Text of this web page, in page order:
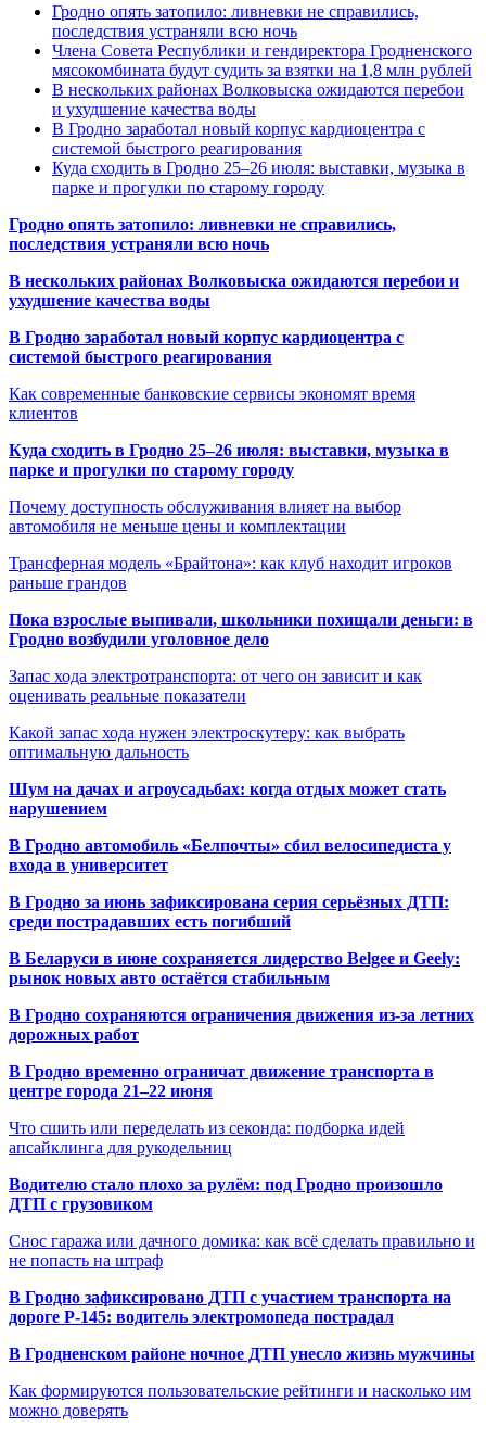
Гродно опять затопило: ливневки не справились,
последствия устраняли всю ночь
Члена Совета Республики и гендиректора Гродненского
мясокомбината будут судить за взятки на 1,8 млн рублей
В нескольких районах Волковыска ожидаются перебои
и ухудшение качества воды
В Гродно заработал новый корпус кардиоцентра с
системой быстрого реагирования
Куда сходить в Гродно 25–26 июля: выставки, музыка в
парке и прогулки по старому городу
Гродно опять затопило: ливневки не справились,
последствия устраняли всю ночь
В нескольких районах Волковыска ожидаются перебои и
ухудшение качества воды
В Гродно заработал новый корпус кардиоцентра с
системой быстрого реагирования
Как современные банковские сервисы экономят время
клиентов
Куда сходить в Гродно 25–26 июля: выставки, музыка в
парке и прогулки по старому городу
Почему доступность обслуживания влияет на выбор
автомобиля не меньше цены и комплектации
Трансферная модель «Брайтона»: как клуб находит игроков
раньше грандов
Пока взрослые выпивали, школьники похищали деньги: в
Гродно возбудили уголовное дело
Запас хода электротранспорта: от чего он зависит и как
оценивать реальные показатели
Какой запас хода нужен электроскутеру: как выбрать
оптимальную дальность
Шум на дачах и агроусадьбах: когда отдых может стать
нарушением
В Гродно автомобиль «Белпочты» сбил велосипедиста у
входа в университет
В Гродно за июнь зафиксирована серия серьёзных ДТП:
среди пострадавших есть погибший
В Беларуси в июне сохраняется лидерство Belgee и Geely:
рынок новых авто остаётся стабильным
В Гродно сохраняются ограничения движения из-за летних
дорожных работ
В Гродно временно ограничат движение транспорта в
центре города 21–22 июня
Что сшить или переделать из секонда: подборка идей
апсайклинга для рукодельниц
Водителю стало плохо за рулём: под Гродно произошло
ДТП с грузовиком
Снос гаража или дачного домика: как всё сделать правильно и
не попасть на штраф
В Гродно зафиксировано ДТП с участием транспорта на
дороге Р-145: водитель электромопеда пострадал
В Гродненском районе ночное ДТП унесло жизнь мужчины
Как формируются пользовательские рейтинги и насколько им
можно доверять